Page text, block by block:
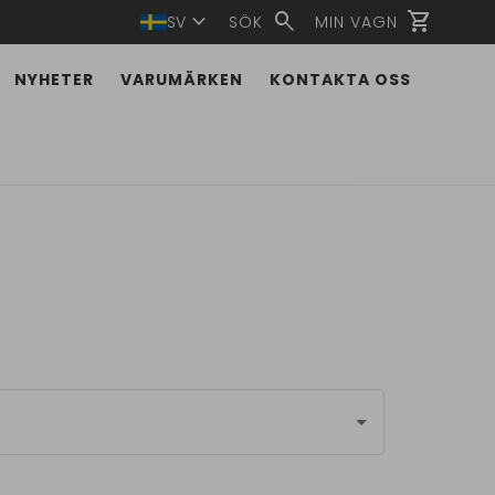
NYHETER VARUMÄRKEN KONTAKTA OSS
SV expand_more SÖK search MIN VAGN shopping_cart